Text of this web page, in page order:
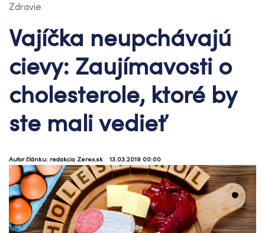
Zdravie
Vajíčka neupchávajú
cievy: Zaujímavosti o
cholesterole, ktoré by
ste mali vedieť
Autor článku: redakcia Zerex.sk 13.03.2019 00:00